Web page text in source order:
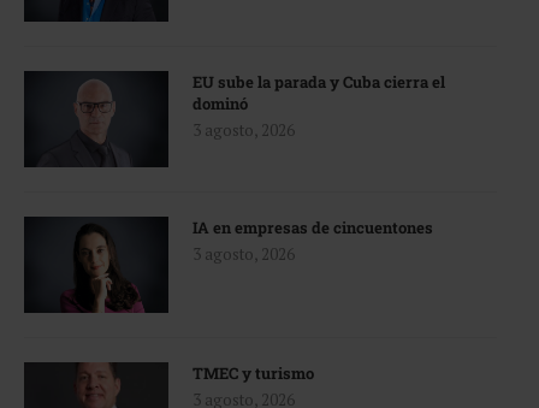
EU sube la parada y Cuba cierra el
dominó
3 agosto, 2026
IA en empresas de cincuentones
3 agosto, 2026
TMEC y turismo
3 agosto, 2026